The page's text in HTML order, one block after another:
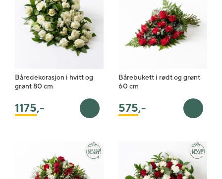
Båredekorasjon i hvitt og
grønt 80 cm
1175,- Legg i handlekurv
Bårebukett i rødt og grønt
60 cm
575,- Legg i